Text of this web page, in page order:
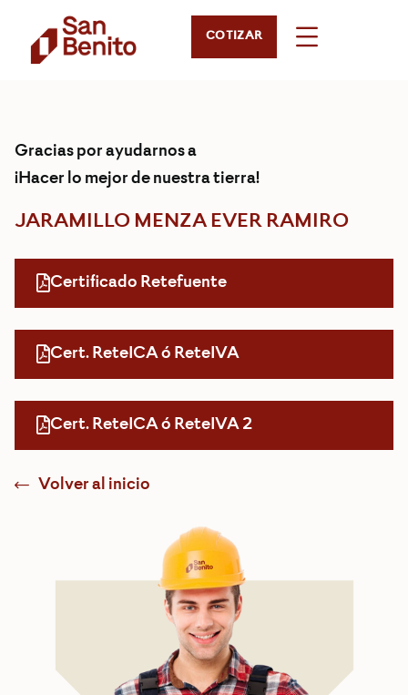
COTIZAR
Gracias por ayudarnos a
¡Hacer lo mejor de nuestra tierra!
JARAMILLO MENZA EVER RAMIRO
Certificado Retefuente
Cert. ReteICA ó ReteIVA
Cert. ReteICA ó ReteIVA 2
Volver al inicio